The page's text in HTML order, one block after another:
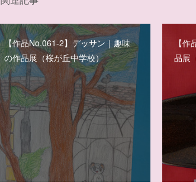
【作品No.061-2】デッサン｜趣味
の作品展（桜が丘中学校）
【
品展